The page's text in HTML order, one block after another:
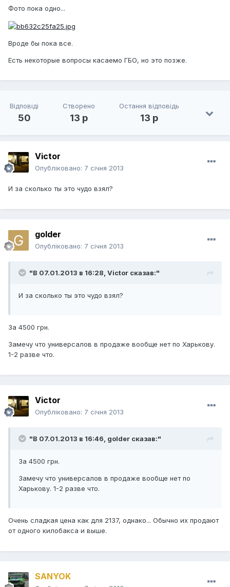
Фото пока одно...
Вроде бы пока все.
Есть некоторые вопросы касаемо ГБО, но это позже.
Відповіді
50
Створено
13 р
Остання відповідь
13 р
Victor
Опубліковано: 7 січня 2013
И за сколько ты это чудо взял?
golder
Опубліковано: 7 січня 2013
"В 07.01.2013 в 16:28, Victor сказав:"
И за сколько ты это чудо взял?
За 4500 грн.
Замечу что универсалов в продаже вообще нет по Харькову.
1-2 разве что.
Victor
Опубліковано: 7 січня 2013
"В 07.01.2013 в 16:46, golder сказав:"
За 4500 грн.
Замечу что универсалов в продаже вообще нет по
Харькову. 1-2 разве что.
Очень сладкая цена как для 2137, однако... Обычно их продают
от одного килобакса и выше.
SANYOK